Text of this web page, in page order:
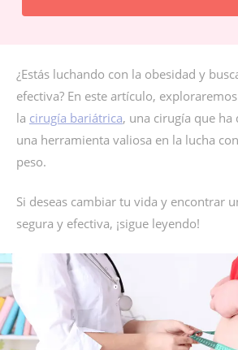
¿Estás luchando con la obesidad y
efectiva? En este artículo,
la cirugía bariátrica, una cirugía que
una herramienta valiosa en la lucha
peso.
Si deseas cambiar tu vida y encontrar
segura y efectiva, ¡sigue leyendo!